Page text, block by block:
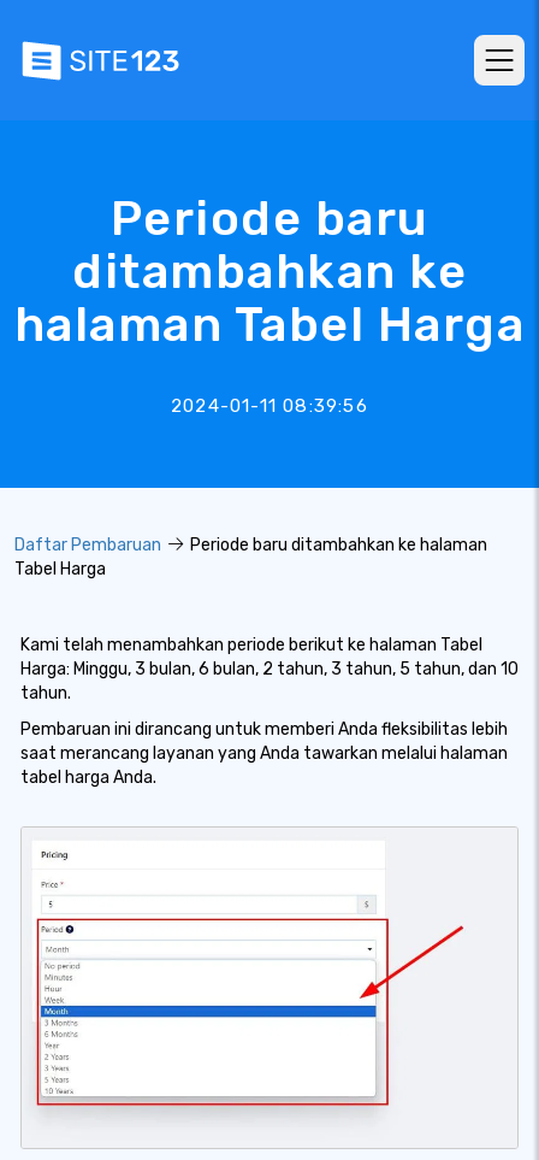
Periode baru
ditambahkan ke
halaman Tabel Harga
2024-01-11 08:39:56
Daftar Pembaruan
Periode baru ditambahkan ke halaman
Tabel Harga
Kami telah menambahkan periode berikut ke halaman Tabel
Harga: Minggu, 3 bulan, 6 bulan, 2 tahun, 3 tahun, 5 tahun, dan 10
tahun.
Pembaruan ini dirancang untuk memberi Anda fleksibilitas lebih
saat merancang layanan yang Anda tawarkan melalui halaman
tabel harga Anda.